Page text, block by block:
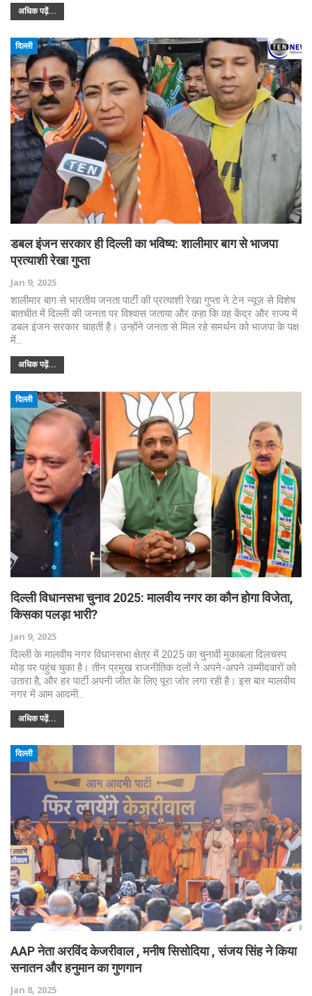
अधिक पढ़ें...
दिल्ली
डबल इंजन सरकार ही दिल्ली का भविष्य: शालीमार बाग से भाजपा
प्रत्याशी रेखा गुप्ता
Jan 9, 2025
शालीमार बाग से भारतीय जनता पार्टी की प्रत्याशी रेखा गुप्ता ने टेन न्यूज़ से विशेष
बातचीत में दिल्ली की जनता पर विश्वास जताया और कहा कि वह केंद्र और राज्य में
डबल इंजन सरकार चाहती है। उन्होंने जनता से मिल रहे समर्थन को भाजपा के पक्ष
में…
अधिक पढ़ें...
दिल्ली
दिल्ली विधानसभा चुनाव 2025: मालवीय नगर का कौन होगा विजेता,
किसका पलड़ा भारी?
Jan 9, 2025
दिल्ली के मालवीय नगर विधानसभा क्षेत्र में 2025 का चुनावी मुकाबला दिलचस्प
मोड़ पर पहुंच चुका है। तीन प्रमुख राजनीतिक दलों ने अपने-अपने उम्मीदवारों को
उतारा है, और हर पार्टी अपनी जीत के लिए पूरा जोर लगा रही है। इस बार मालवीय
नगर में आम आदमी…
अधिक पढ़ें...
दिल्ली
AAP नेता अरविंद केजरीवाल , मनीष सिसोदिया , संजय सिंह ने किया
सनातन और हनुमान का गुणगान
Jan 8, 2025